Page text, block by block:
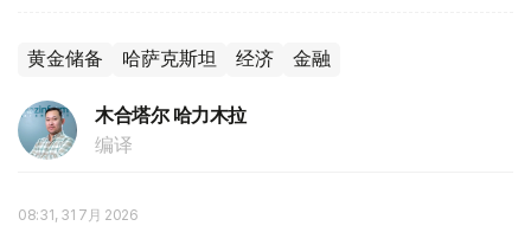
黄金储备 哈萨克斯坦 经济 金融
木合塔尔 哈力木拉
编译
08:31, 31 7月 2026